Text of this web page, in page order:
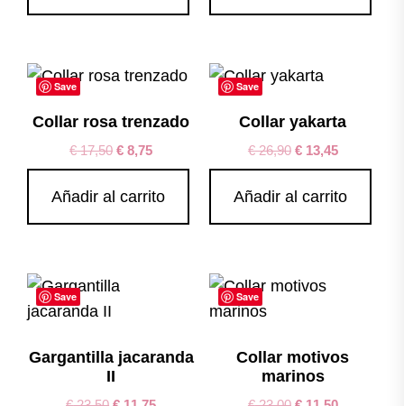
Save
Collar rosa trenzado
€17,50 € 8,75
Añadir al carrito
Save
Collar yakarta
€26,90 €13,45
Añadir al carrito
Save
Gargantilla jacaranda
II
Save
Collar motivos
marinos